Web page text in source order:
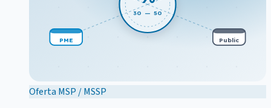
30 — 50
PME Public
Oferta MSP / MSSP